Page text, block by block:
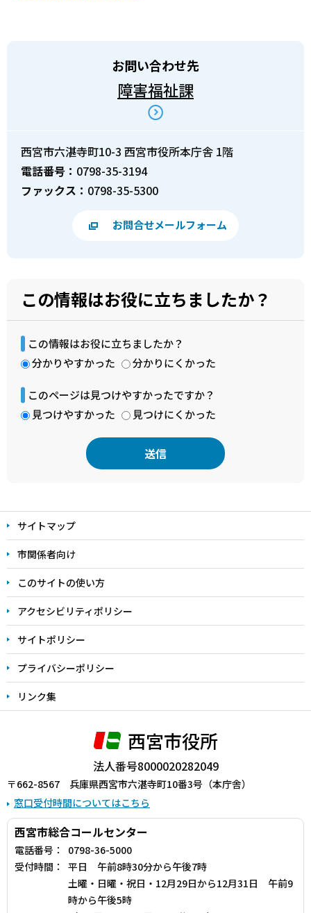
お問い合わせ先
障害福祉課
西宮市六湛寺町10-3 西宮市役所本庁舎 1階
電話番号： 0798-35-3194
ファックス： 0798-35-5300
お問合せメールフォーム
この情報はお役に立ちましたか？
この情報はお役に立ちましたか？
分かりやすかった
分かりにくかった
このページは見つけやすかったですか？
見つけやすかった
見つけにくかった
文
こ
こ
ま
で
サイトマップ
市関係者向け
このサイトの使い方
アクセシビリティポリシー
サイトポリシー
プライバシーポリシー
リンク集
西宮市役所
法人番号8000020282049
〒662-8567 兵庫県西宮市六湛寺町10番3号（本庁舎）
窓口受付時間についてはこちら
西宮市総合コールセンター
電話番号：
0798-36-5000
受付時間：
平日 午前8時30分から午後7時
土曜・日曜・祝日・12月29日から12月31日 午前9
時から午後5時